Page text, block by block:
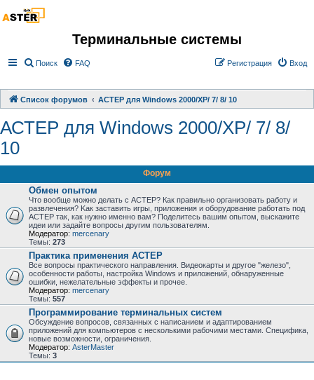
Терминальные системы
Поиск FAQ Вход
Регистрация
Список форумов АСТЕР для Windows 2000/XP/ 7/ 8/ 10
АСТЕР для Windows 2000/XP/ 7/ 8/
10
Форум
Обмен опытом
Что вообще можно делать с АСТЕР? Как правильно организовать работу и
развлечения? Kак заставить игры, приложения и оборудование работать под
АСТЕР так, как нужно именно вам? Поделитесь вашим опытом, выскажите
идеи или задайте вопросы другим пользователям.
Модератор: mercenary
Темы: 273
Практика применения АСТЕР
Все вопросы практического направления. Видеокарты и другое "железо",
особенности работы, настройка Windows и приложений, обнаруженные
ошибки, нежелательные эффекты и прочее.
Модератор: mercenary
Темы: 557
Программирование терминальных систем
Обсуждение вопросов, связанных с написанием и адаптированием
приложений для компьютеров с несколькими рабочими местами. Специфика,
новые возможности, ограничения.
Модератор: AsterMaster
Темы: 3